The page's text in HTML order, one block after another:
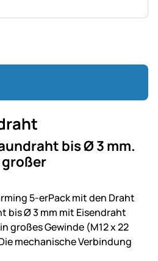
bis Ø 3 mm.
5-erPack mit den Draht
bis Ø 3 mm mit Eisendraht
großes Gewinde (M12 x 22
mechanische Verbindung